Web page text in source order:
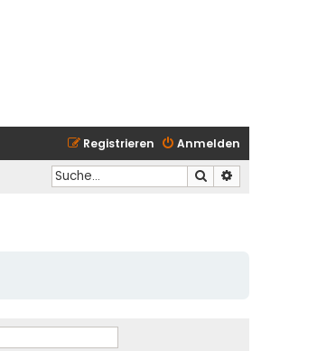
Anmelden
Registrieren
Suche